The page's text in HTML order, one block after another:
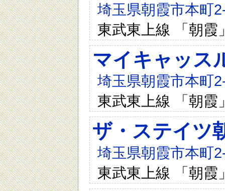
埼玉県朝霞市本町
東武東上線 「朝霞
マイキャッス
埼玉県朝霞市本町
東武東上線 「朝霞
ザ・ステイツ
埼玉県朝霞市本町
東武東上線 「朝霞